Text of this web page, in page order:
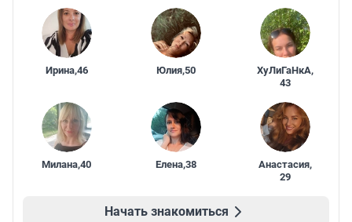
Ирина,46 Юлия,50 ХуЛиГаНкА,
43
Милана,40 Елена,38 Анастасия,
29
Начать знакомиться